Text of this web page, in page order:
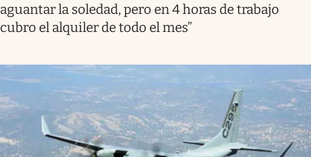
aguantar la soledad, pero en 4 horas de trabajo
cubro el alquiler de todo el mes”